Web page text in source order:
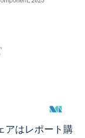
示が必要です。
アはレポート購